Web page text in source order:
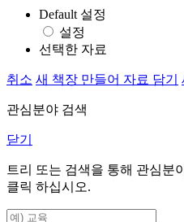
Default 설정
설정
선택한 자료
취소 새 책장 만들어 자료 담기
관심분야 검색
닫기
트리 또는 검색을 통해 관심분
클릭 하십시오.